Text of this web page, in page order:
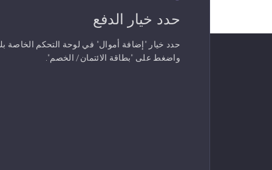
حدد خيار الدفع
حدد خيار "إضافة أموال" في لوحة التحكم الخاصة
واضغط على "بطاقة الائتمان/ الخصم".